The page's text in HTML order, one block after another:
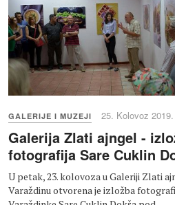
GALERIJE I MUZEJI 25. Kolovoz 2019.
Galerija Zlati ajngel -
fotografija Sare Cuklin
U petak, 23. kolovoza u Galeriji Zlati
Varaždinu otvorena je izložba